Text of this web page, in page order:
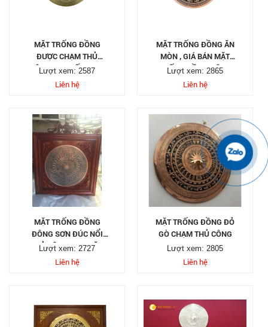
MẶT TRỐNG ĐỒNG
ĐƯỢC CHẠM THỦ
CÔNGHỌA TIẾT THEO
MẪU TRỐNG ĐỒNG
ĐÔNG SƠN
Lượt xem: 2587
Liên hệ
MẶT TRỐNG ĐỒNG ĂN
MÒN , GIÁ BÁN MẶT
TRỐNG ĐỒNG ĐÔNG
SƠN LÀM QUÀ TẶNG
Lượt xem: 2865
Liên hệ
MẶT TRỐNG ĐỒNG
ĐÔNG SƠN ĐÚC NỔI
THỦ CÔNG, HOA VĂN
ĐẸP TINH XẢO.
Lượt xem: 2727
Liên hệ
MẶT TRỐNG ĐỒNG ĐỎ
GÒ CHẠM THỦ CÔNG
Lượt xem: 2805
Liên hệ